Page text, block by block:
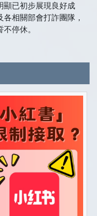
顯已初步展現良好成
相關部會打詐團隊，
停休。